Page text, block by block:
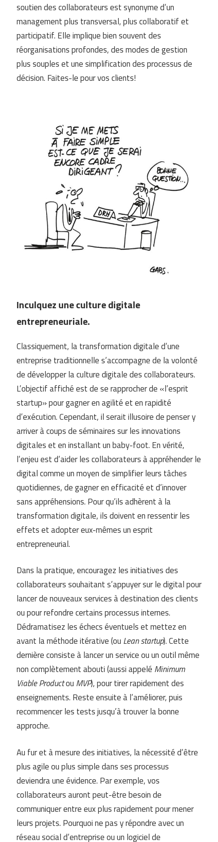
soutien des collaborateurs est synonyme d’un
management plus transversal, plus collaboratif et
participatif. Elle implique bien souvent des
réorganisations profondes, des modes de gestion
plus souples et une simplification des processus de
décision. Faites-le pour vos clients!
Inculquez une culture digitale
entrepreneuriale.
Classiquement, la transformation digitale d’une
entreprise traditionnelle s’accompagne de la volonté
de développer la culture digitale des collaborateurs.
L’objectif affiché est de se rapprocher de «l’esprit
startup» pour gagner en agilité et en rapidité
d’exécution. Cependant, il serait illusoire de penser y
arriver à coups de séminaires sur les innovations
digitales et en installant un baby-foot. En vérité,
l’enjeu est d’aider les collaborateurs à appréhender le
digital comme un moyen de simplifier leurs tâches
quotidiennes, de gagner en efficacité et d’innover
sans appréhensions. Pour qu’ils adhèrent à la
transformation digitale, ils doivent en ressentir les
effets et adopter eux-mêmes un esprit
entrepreneurial.
Dans la pratique, encouragez les initiatives des
collaborateurs souhaitant s’appuyer sur le digital pour
lancer de nouveaux services à destination des clients
ou pour refondre certains processus internes.
Dédramatisez les échecs éventuels et mettez en
avant la méthode itérative (ou Lean startup). Cette
dernière consiste à lancer un service ou un outil même
non complètement abouti (aussi appelé Minimum
Viable Productou MVP), pour tirer rapidement des
enseignements. Reste ensuite à l’améliorer, puis
recommencer les tests jusqu’à trouver la bonne
approche.
Au fur et à mesure des initiatives, la nécessité d’être
plus agile ou plus simple dans ses processus
deviendra une évidence. Par exemple, vos
collaborateurs auront peut-être besoin de
communiquer entre eux plus rapidement pour mener
leurs projets. Pourquoi ne pas y répondre avec un
réseau social d’entreprise ou un logiciel de